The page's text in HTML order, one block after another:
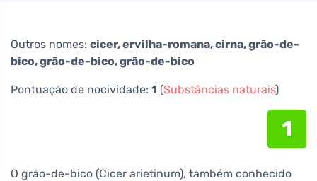
Outros nomes: cicer, ervilha-romana, cirna, grão-de-
bico, grão-de-bico, grão-de-bico
Pontuação de nocividade: 1 (Substâncias naturais)
1
O grão-de-bico (Cicer arietinum), também conhecido